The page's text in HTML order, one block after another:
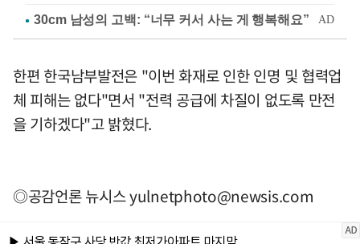
한편 한국남부발전은 "이번 화재로 인한 인명 및 협력업
체 피해는 없다"면서 "전력 공급에 차질이 없도록 만전
을 기하겠다"고 밝혔다.
◎공감언론 뉴시스yulnetphoto@newsis.com